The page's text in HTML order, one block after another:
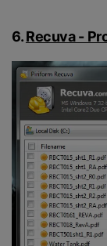
6.Recuva -